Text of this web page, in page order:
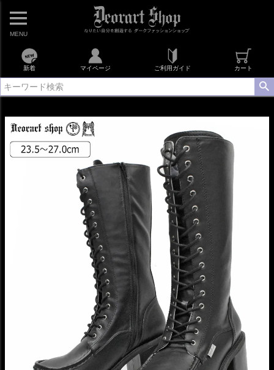
MENU
新着 マイページ ご利用ガイド カート